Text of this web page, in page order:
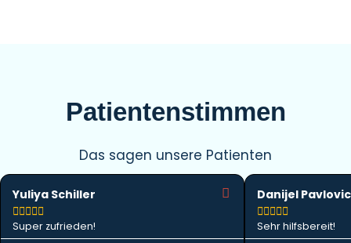
Patientenstimmen
Das sagen unsere Patienten
Yuliya Schiller

Super zufrieden!
Danijel Pavlovic

Sehr hilfsbereit!